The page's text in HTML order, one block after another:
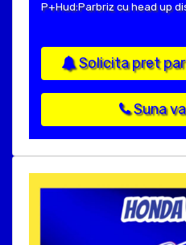
P+Hud:Parbriz cu head up
Solicita pret
Suna